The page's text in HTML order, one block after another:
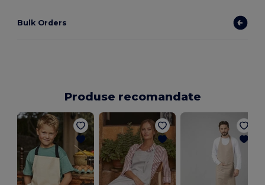
Bulk Orders
Produse recomandate